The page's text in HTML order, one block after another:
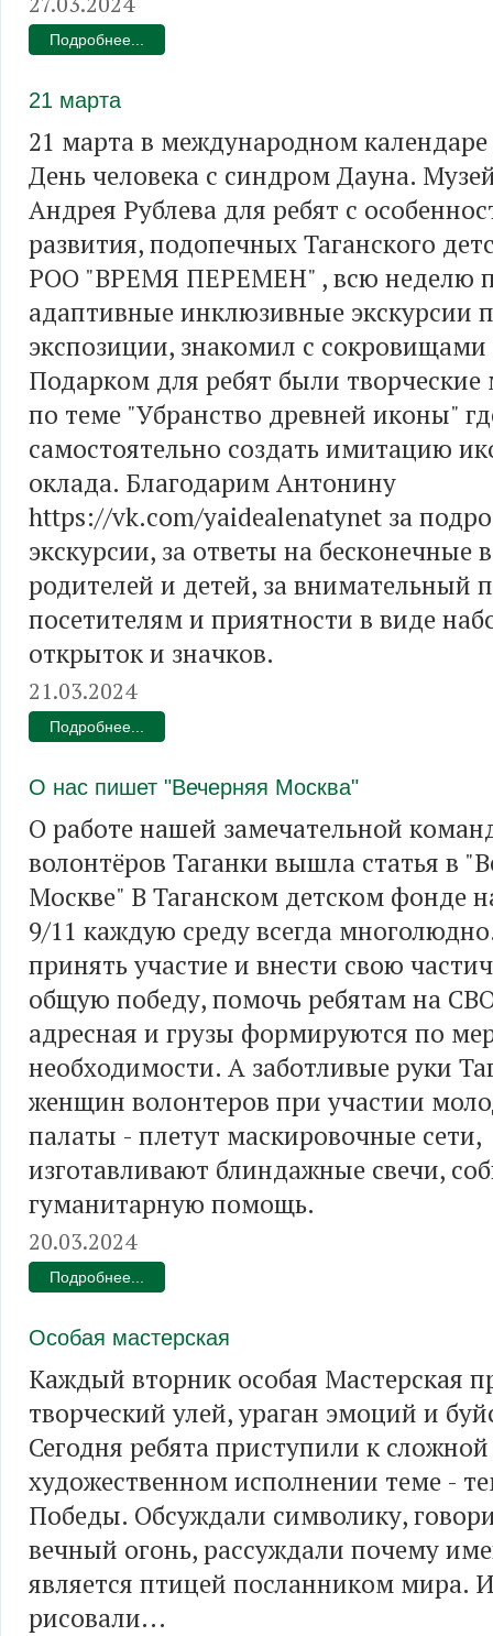
Подробнее...
21 марта
21 марта в международном
День человека с синдром Дауна.
Андрея Рублева для ребят с
развития, подопечных Таганского
РОО "ВРЕМЯ ПЕРЕМЕН" , всю неделю
адаптивные инклюзивные экскурсии
экспозиции, знакомил с сокровищами
Подарком для ребят были творческие
по теме "Убранство древней иконы"
самостоятельно создать имитацию
оклада. Благодарим Антонину
https://vk.com/yaidealenatynet за
экскурсии, за ответы на бесконечные
родителей и детей, за внимательный
посетителям и приятности в виде
открыток и значков.
21.03.2024
Подробнее...
О нас пишет "Вечерняя Москва"
О работе нашей замечательной
волонтёров Таганки вышла статья в
Москве" В Таганском детском фонде
9/11 каждую среду всегда
принять участие и внести свою
общую победу, помочь ребятам на
адресная и грузы формируются по
необходимости. А заботливые руки
женщин волонтеров при участии
палаты - плетут маскировочные сети,
изготавливают блиндажные свечи,
гуманитарную помощь.
20.03.2024
Подробнее...
Особая мастерская
Каждый вторник особая Мастерская
творческий улей, ураган эмоций и
Сегодня ребята приступили к
художественном исполнении теме -
Победы. Обсуждали символику,
вечный огонь, рассуждали почему
является птицей посланником мира.
рисовали...